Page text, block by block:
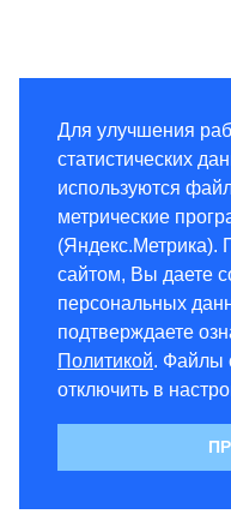
Для улучшения
статистических
используются
метрические
(Яндекс.Метрика).
сайтом, Вы даете
персональных
подтверждаете
Политикой. Файлы
отключить в